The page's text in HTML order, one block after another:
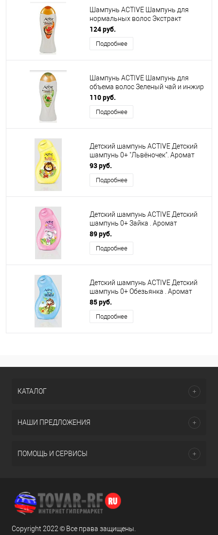
Шампунь ACTIVE Шампунь для
нормальных волос Экстракт
грейпфрута и женьшеня NATURAL,
400 мл (512102001)
124 руб.
Подробнее
Шампунь ACTIVE Шампунь для
объема волос Зеленый чай и инжир
NATURAL, 400мл (512102002)
110 руб.
Подробнее
Детский шампунь ACTIVE Детский
шампунь 0+ "Львёночек". Аромат
банана, 250 мл (522202011)
93 руб.
Подробнее
Детский шампунь ACTIVE Детский
шампунь 0+ Зайка . Аромат
малины, 250 мл (522202003)
89 руб.
Подробнее
Детский шампунь ACTIVE Детский
шампунь 0+ Обезьянка . Аромат
ванили, 250 мл (522202002)
85 руб.
Подробнее
КАТАЛОГ
НАШИ ПРЕДЛОЖЕНИЯ
ПОМОЩЬ И СЕРВИСЫ
Copyright 2022 © Все права защищены.